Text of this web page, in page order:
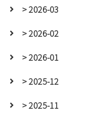
> 2026-03
> 2026-02
> 2026-01
> 2025-12
> 2025-11